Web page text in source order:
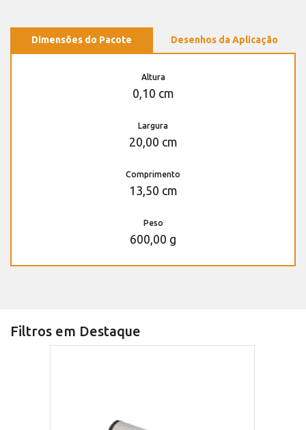
Dimensões do Pacote Desenhos da Aplicação
Altura
0,10 cm
Largura
20,00 cm
Comprimento
13,50 cm
Peso
600,00 g
Filtros em Destaque